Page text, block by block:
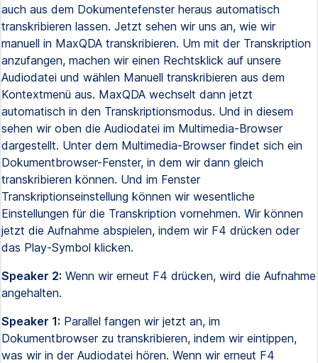
auch aus dem Dokumentefenster heraus automatisch
transkribieren lassen. Jetzt sehen wir uns an, wie wir
manuell in MaxQDA transkribieren. Um mit der Transkription
anzufangen, machen wir einen Rechtsklick auf unsere
Audiodatei und wählen Manuell transkribieren aus dem
Kontextmenü aus. MaxQDA wechselt dann jetzt
automatisch in den Transkriptionsmodus. Und in diesem
sehen wir oben die Audiodatei im Multimedia-Browser
dargestellt. Unter dem Multimedia-Browser findet sich ein
Dokumentbrowser-Fenster, in dem wir dann gleich
transkribieren können. Und im Fenster
Transkriptionseinstellung können wir wesentliche
Einstellungen für die Transkription vornehmen. Wir können
jetzt die Aufnahme abspielen, indem wir F4 drücken oder
das Play-Symbol klicken.
Speaker 2: Wenn wir erneut F4 drücken, wird die Aufnahme
angehalten.
Speaker 1: Parallel fangen wir jetzt an, im
Dokumentbrowser zu transkribieren, indem wir eintippen,
was wir in der Audiodatei hören. Wenn wir erneut F4